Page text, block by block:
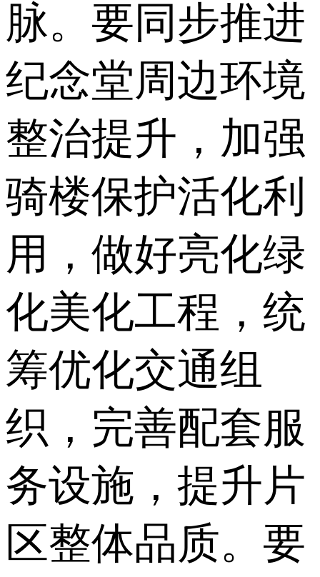
脉。要同步推进
纪念堂周边环境
整治提升，加强
骑楼保护活化利
用，做好亮化绿
化美化工程，统
筹优化交通组
织，完善配套服
务设施，提升片
区整体品质。要